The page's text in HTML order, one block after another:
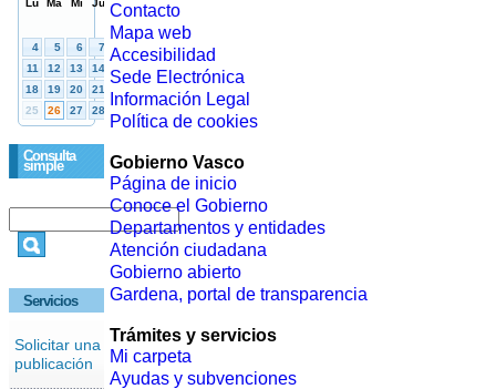
Consulta
simple
Servicios
Solicitar una
publicación
Contacto
Mapa web
Accesibilidad
Sede Electrónica
Información Legal
Política de cookies
Gobierno Vasco
Página de inicio
Conoce el Gobierno
Departamentos y entidades
Atención ciudadana
Gobierno abierto
Gardena, portal de transparencia
Trámites y servicios
Mi carpeta
Ayudas y subvenciones